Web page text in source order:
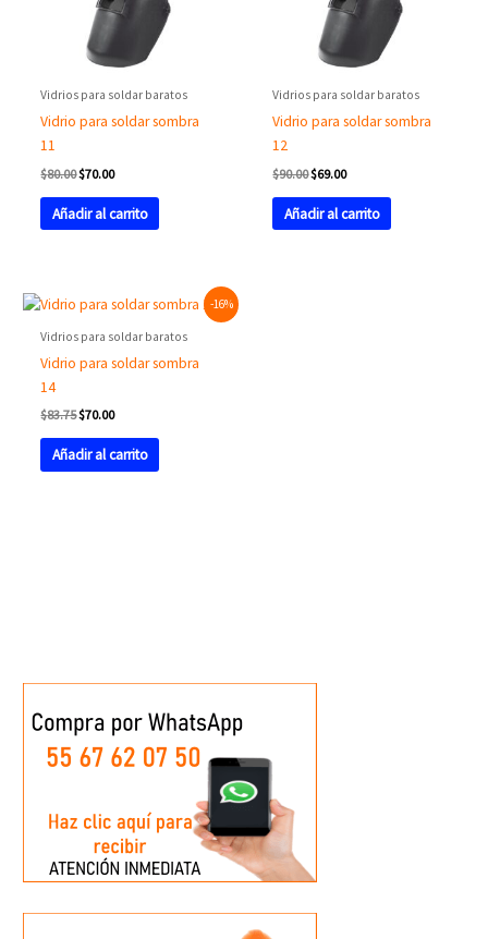
Vidrios para soldar baratos
Vidrio para soldar sombra
11
$80.00$70.00
Añadir al carrito
Vidrios para soldar baratos
Vidrio para soldar sombra
12
$90.00$69.00
Añadir al carrito
-16%
Vidrios para soldar baratos
Vidrio para soldar sombra
14
$83.75
Original
price
was:
$70.00
Current
is:
Añadir al carrito